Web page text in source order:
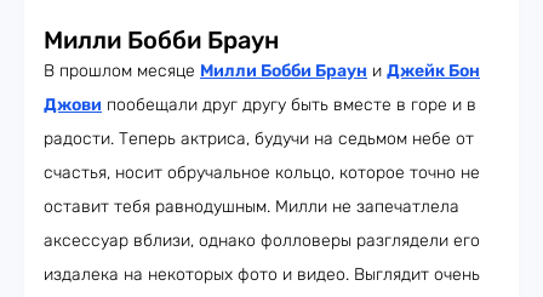
Милли Бобби Браун
В прошлом месяце Милли Бобби Браун и Джейк Бон
Джови пообещали друг другу быть вместе в горе и в
радости. Теперь актриса, будучи на седьмом небе от
счастья, носит обручальное кольцо, которое точно не
оставит тебя равнодушным. Милли не запечатлела
аксессуар вблизи, однако фолловеры разглядели его
издалека на некоторых фото и видео. Выглядит очень